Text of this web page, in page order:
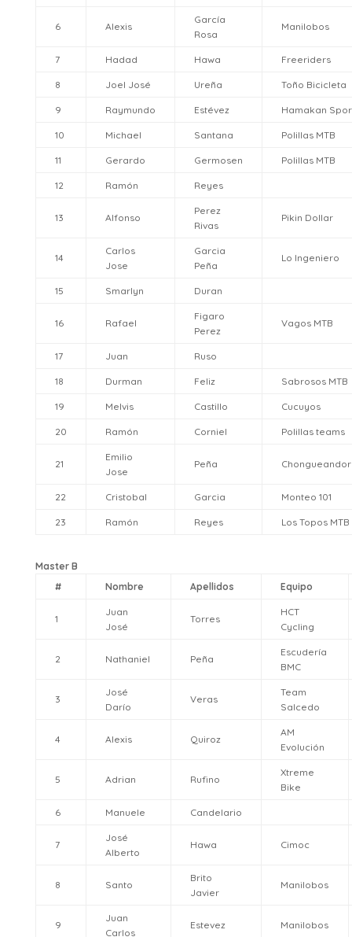
6 Alexis
García
Rosa
Manilobos
7 Hadad Hawa Freeriders
8 Joel José Ureña Toño Bicicleta
9 Raymundo Estévez Hamakan
10 Michael Santana Polillas MTB
11 Gerardo Germosen Polillas MTB
12 Ramón Reyes
13 Alfonso
Perez
Rivas
Pikin Dollar
14
Carlos
Jose
Garcia
Peña
Lo Ingeniero
15 Smarlyn Duran
16 Rafael
Figaro
Perez
Vagos MTB
17 Juan Ruso
18 Durman Feliz Sabrosos MTB
19 Melvis Castillo Cucuyos
20 Ramón Corniel Polillas teams
21
Emilio
Jose
Peña
22 Cristobal Garcia Monteo 101
23 Ramón Reyes Los Topos MTB
Master B
#
Nombre Apellidos Equipo
1
Juan
José
Torres
HCT
Cycling
2 Nathaniel Peña
Escudería
BMC
3
José
Darío
Veras
Team
Salcedo
4 Alexis Quiroz
AM
Evolución
5 Adrian Rufino
Xtreme
Bike
6 Manuele Candelario
7
José
Alberto
Hawa Cimoc
8 Santo
Brito
Javier
Manilobos
9
Juan
Carlos
Estevez Manilobos